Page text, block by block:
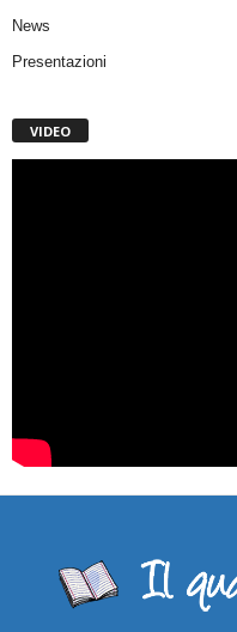
News
Presentazioni
VIDEO